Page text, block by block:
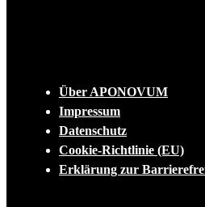
Über APONOVUM
Impressum
Datenschutz
Cookie-Richtlinie (EU)
Erklärung zur